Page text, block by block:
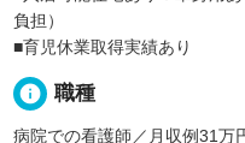
負担）
■育児休業取得実績あり
info 職種
病院での看護師／月収例31万